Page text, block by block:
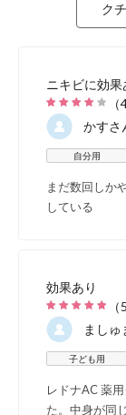
ク
ニキビに効果
（
かすさ
自分用
まだ数回しか
している
効果あり
（
ましゅ
子ども用
レドナAC 薬
た。中身が同